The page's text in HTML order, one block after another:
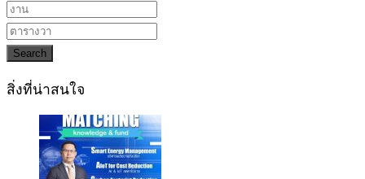
Search
สิ่งที่น่าสนใจ